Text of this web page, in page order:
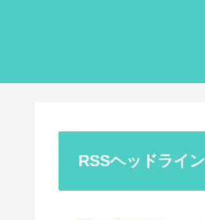
RSSヘッドライン